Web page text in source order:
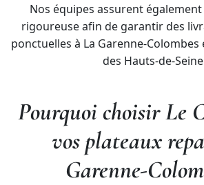
Nos équipes assurent
rigoureuse afin de garantir des
ponctuelles à La Garenne-Colombes
des Hauts-de-
Pourquoi choisir Le
vos plateaux
Garenne-